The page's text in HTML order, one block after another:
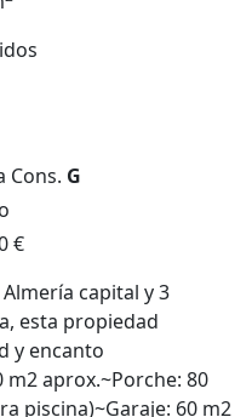
Cons. G
€
capital y 3
esta propiedad
y encanto
aprox.~Porche: 80
piscina)~Garaje: 60 m2